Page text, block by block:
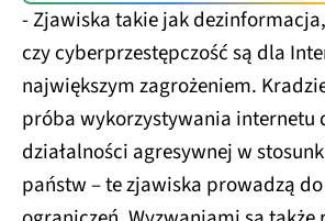
- Zjawiska takie jak
czy cyberprzestępczość są dla
największym zagrożeniem.
próba wykorzystywania internetu
działalności agresywnej w
państw – te zjawiska prowadzą